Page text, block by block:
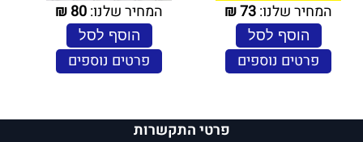
המחיר שלנו:73
₪
הוסף לסל
פרטים נוספים
המחיר שלנו:80
₪
הוסף לסל
פרטים נוספים
פרטי התקשרות